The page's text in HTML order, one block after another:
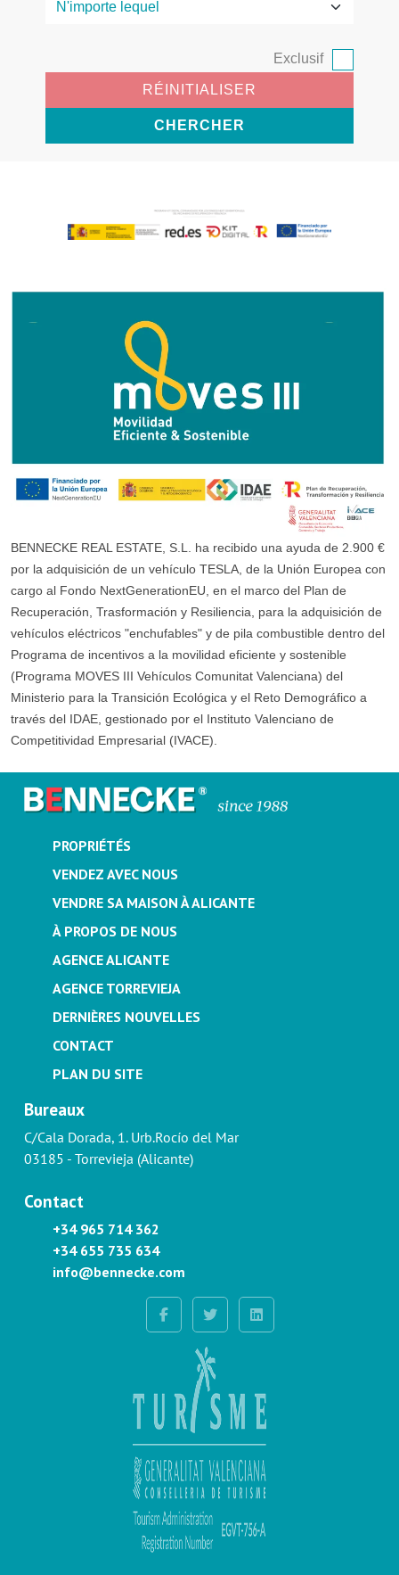
Exclusif
RÉINITIALISER
CHERCHER
BENNECKE REAL ESTATE, S.L. ha recibido una ayuda de 2.900 €
por la adquisición de un vehículo TESLA, de la Unión Europea con
cargo al Fondo NextGenerationEU, en el marco del Plan de
Recuperación, Trasformación y Resiliencia, para la adquisición de
vehículos eléctricos "enchufables" y de pila combustible dentro del
Programa de incentivos a la movilidad eficiente y sostenible
(Programa MOVES III Vehículos Comunitat Valenciana) del
Ministerio para la Transición Ecológica y el Reto Demográfico a
través del IDAE, gestionado por el Instituto Valenciano de
Competitividad Empresarial (IVACE).
PROPRIÉTÉS
VENDEZ AVEC NOUS
VENDRE SA MAISON À ALICANTE
À PROPOS DE NOUS
AGENCE ALICANTE
AGENCE TORREVIEJA
DERNIÈRES NOUVELLES
CONTACT
PLAN DU SITE
Bureaux
C/Cala Dorada, 1. Urb.Rocío del Mar
03185 - Torrevieja (Alicante)
Contact
+34 965 714 362
+34 655 735 634
info@bennecke.com